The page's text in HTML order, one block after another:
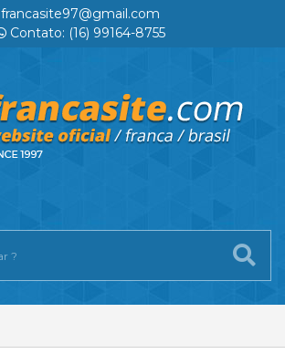
francasite97@gmail.com
Contato: (16) 99164-8755